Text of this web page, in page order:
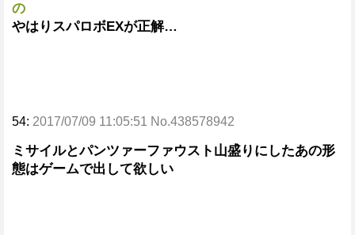
の
やはりスパロボEXが正解…
54: 2017/07/09 11:05:51 No.438578942
ミサイルとパンツァーファウスト山盛りにしたあの形
態はゲームで出して欲しい